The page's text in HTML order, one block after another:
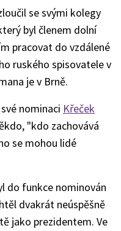
se svými kolegy
byl členem dolní
pracovat do vzdálené
ruského spisovatele v
je v Brně.
nominaci Křeček
"kdo zachovává
se mohou lidé
do funkce nominován
dvakrát neúspěšně
jako prezidentem. Ve